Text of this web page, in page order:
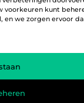
voorkeuren kunt
en we zorgen ervoor